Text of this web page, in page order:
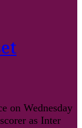
on Wednesday
as Inter